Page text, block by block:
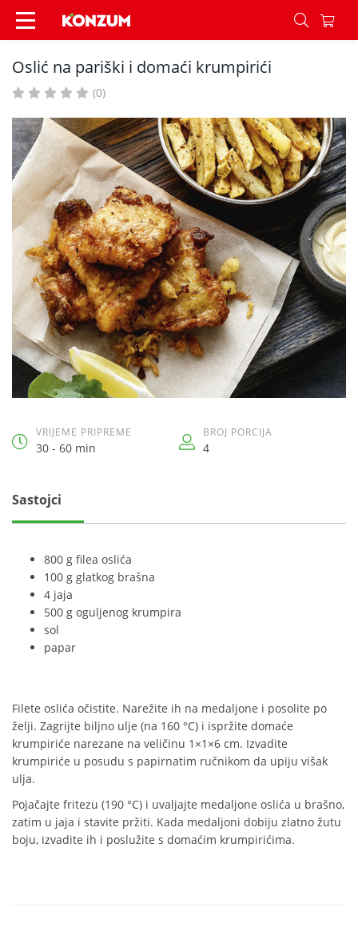
Oslić na pariški i domaći krumpirići - Recepti -
Oslić na pariški i domaći krumpirići
(0)
VRIJEME PRIPREME
30 - 60 min
BROJ PORCIJA
4
Sastojci
800 g filea oslića
100 g glatkog brašna
4 jaja
500 g oguljenog krumpira
sol
papar
Filete oslića očistite. Narežite ih na medaljone i posolite po
želji. Zagrijte biljno ulje (na 160 °C) i ispržite domaće
krumpiriće narezane na veličinu 1×1×6 cm. Izvadite
krumpiriće u posudu s papirnatim ručnikom da upiju višak
ulja.
Pojačajte fritezu (190 °C) i uvaljajte medaljone oslića u brašno,
zatim u jaja i stavite pržiti. Kada medaljoni dobiju zlatno žutu
boju, izvadite ih i poslužite s domaćim krumpirićima.